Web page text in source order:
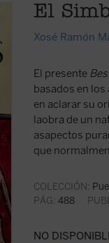
El
Xosé Ramón
El presente
basados en
en aclarar su
laobra de un
asapectos
que
COLECCIÓN:
PÁG: 488
NO